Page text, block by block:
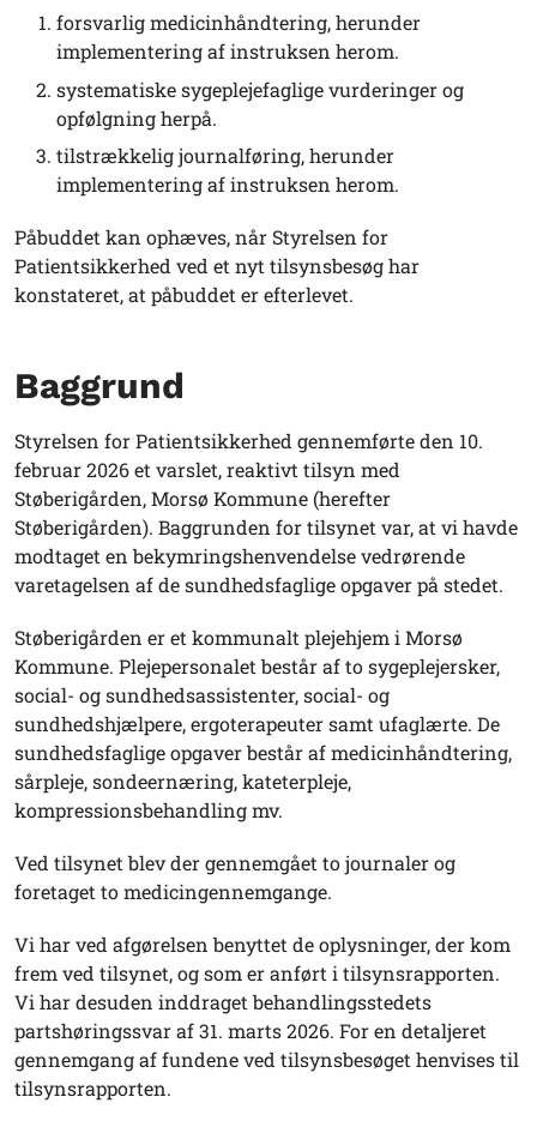
forsvarlig medicinhåndtering, herunder
implementering af instruksen herom.
systematiske sygeplejefaglige vurderinger og
opfølgning herpå.
tilstrækkelig journalføring, herunder
implementering af instruksen herom.
Påbuddet kan ophæves, når Styrelsen for
Patientsikkerhed ved et nyt tilsynsbesøg har
konstateret, at påbuddet er efterlevet.
Baggrund
Styrelsen for Patientsikkerhed gennemførte den 10.
februar 2026 et varslet, reaktivt tilsyn med
Støberigården, Morsø Kommune (herefter
Støberigården). Baggrunden for tilsynet var, at vi havde
modtaget en bekymringshenvendelse vedrørende
varetagelsen af de sundhedsfaglige opgaver på stedet.
Støberigården er et kommunalt plejehjem i Morsø
Kommune. Plejepersonalet består af to sygeplejersker,
social- og sundhedsassistenter, social- og
sundhedshjælpere, ergoterapeuter samt ufaglærte. De
sundhedsfaglige opgaver består af medicinhåndtering,
sårpleje, sondeernæring, kateterpleje,
kompressionsbehandling mv.
Ved tilsynet blev der gennemgået to journaler og
foretaget to medicingennemgange.
Vi har ved afgørelsen benyttet de oplysninger, der kom
frem ved tilsynet, og som er anført i tilsynsrapporten.
Vi har desuden inddraget behandlingsstedets
partshøringssvar af 31. marts 2026. For en detaljeret
gennemgang af fundene ved tilsynsbesøget henvises til
tilsynsrapporten.